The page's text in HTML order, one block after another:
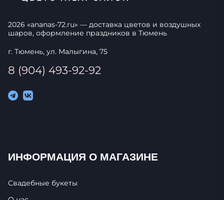
2026 «ananas-72.ru» — доставка цветов и воздушных
шаров, оформление праздников в Тюмень
г. Тюмень, ул. Малыгина, 75
8 (904) 493-92-92
ИНФОРМАЦИЯ О МАГАЗИНЕ
Свадебные букеты